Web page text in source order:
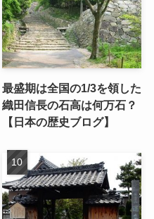
最盛期は全国の1/3を領した
織田信長の石高は何万石？
【日本の歴史ブログ】